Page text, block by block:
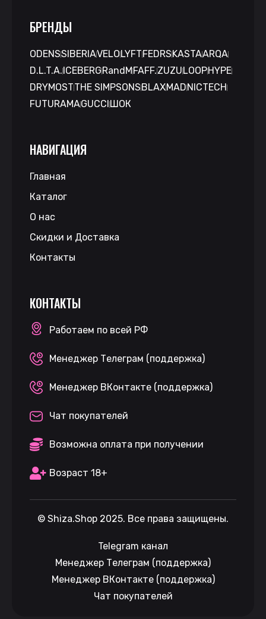
БРЕНДЫ
ODENSSIBERIAVELO LYFT FEDRS KASTAARQA
D.L.T.A. ICEBERG RandM FAFF.ZUZU LOOPHYPE
DRYMOSTTHE SIMPSONS BLAXMAD NICTECH
FUTURAMAGUCCI ШОК
НАВИГАЦИЯ
Главная
Каталог
О нас
Скидки и Доставка
Контакты
КОНТАКТЫ
Работаем по всей РФ
Менеджер Телеграм (поддержка)
Менеджер ВКонтакте (поддержка)
Чат покупателей
Возможна оплата при получении
Возраст 18+
© Shiza.Shop 2025. Все права защищены.
Telegram канал
Менеджер Телеграм (поддержка)
Менеджер ВКонтакте (поддержка)
Чат покупателей